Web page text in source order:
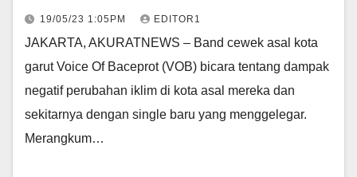
19/05/23 1:05PM EDITOR1
JAKARTA, AKURATNEWS – Band cewek asal kota
garut Voice Of Baceprot (VOB) bicara tentang dampak
negatif perubahan iklim di kota asal mereka dan
sekitarnya dengan single baru yang menggelegar.
Merangkum…